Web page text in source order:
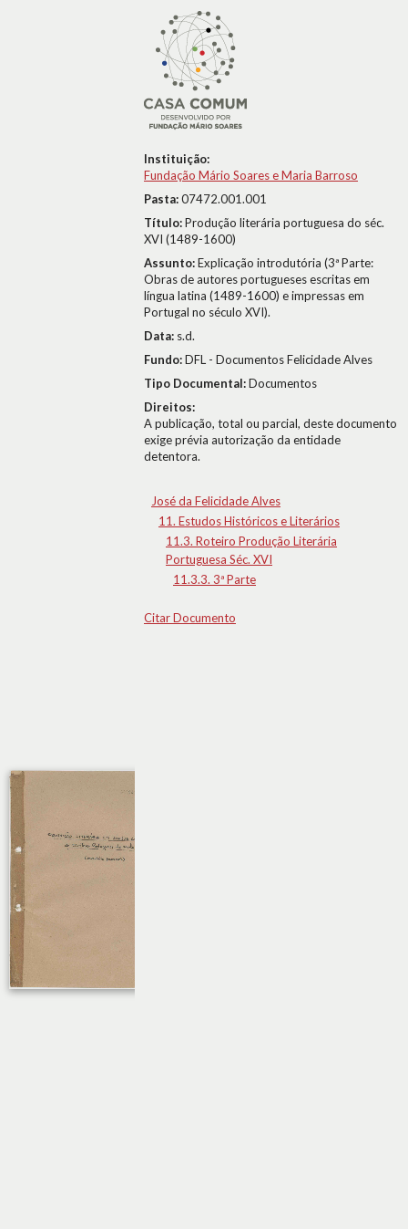
Instituição:
Fundação Mário Soares e Maria Barroso
Pasta:07472.001.001
Título:Produção literária portuguesa do séc.
XVI (1489-1600)
Assunto:Explicação introdutória (3ª Parte:
Obras de autores portugueses escritas em
língua latina (1489-1600) e impressas em
Portugal no século XVI).
Data: s.d.
Fundo:DFL - Documentos Felicidade Alves
Tipo Documental:Documentos
Direitos:
A publicação, total ou parcial, deste documento
exige prévia autorização da entidade
detentora.
José da Felicidade Alves
11. Estudos Históricos e Literários
11.3. Roteiro Produção Literária
Portuguesa Séc. XVI
11.3.3. 3ª Parte
Citar Documento